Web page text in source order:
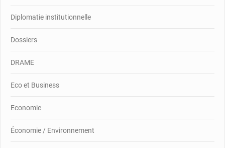
Diplomatie institutionnelle
Dossiers
DRAME
Eco et Business
Economie
Économie / Environnement